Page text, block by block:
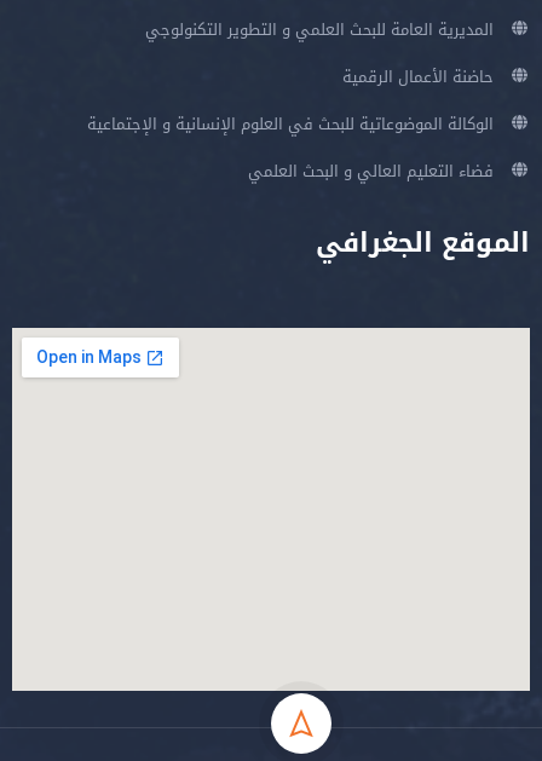
المديرية العامة للبحث العلمي و التطوير التكنولوجي
حاضنة الأعمال الرقمية
الوكالة الموضوعاتية للبحث في العلوم الإنسانية و الإجتماعية
فضاء التعليم العالي و البحث العلمي
الموقع الجغرافي